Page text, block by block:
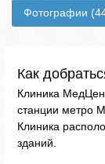
Фотографии
Как
Клиника
станции метро
Клиника
зданий.